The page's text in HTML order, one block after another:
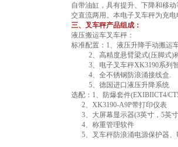
自带油缸，具有提升、下降和移
交直流两用。本电子叉车秤为充电
三、叉车秤产品组成：
液压搬运车叉车秤：
标准配置：1、液压升降手动搬运
2、高精度悬臂梁式(压脚式)
3、电子叉车秤XK3190系列智
4、全不锈钢防浪涌接线盒.
5、德国进口液压升降系统
选配：1、防爆套件(EXIBIICT4/
2、XK3190-A9P带打印仪表
3、大屏幕显示器(3英寸，5英
4、称重管理软件
5、叉车秤防浪涌电源保护器、